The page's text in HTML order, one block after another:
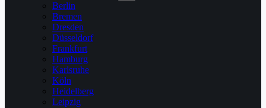
Berlin
Bremen
Dresden
Düsseldorf
Frankfurt
Hamburg
Karlsruhe
Köln
Heidelberg
Leipzig